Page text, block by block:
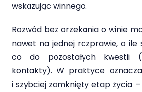
wskazując winnego.
Rozwód bez orzekania o winie
nawet na jednej rozprawie, o ile
co do pozostałych kwestii
kontakty). W praktyce
i szybciej zamknięty etap życia